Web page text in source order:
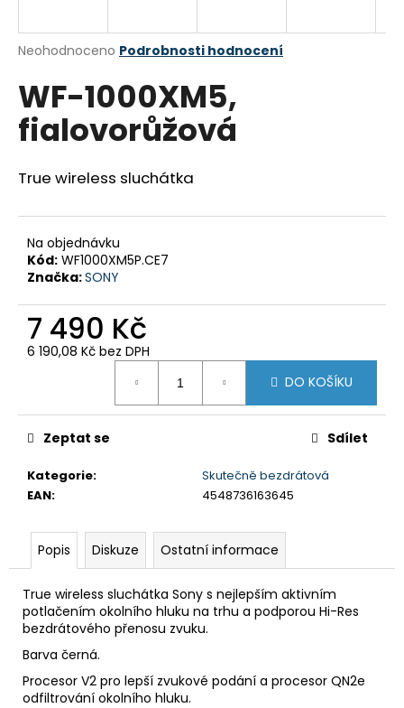
Průměrné
produktu
je
0,0
hvězdiček.
Neohodnoceno Podrobnosti hodnocení
WF-1000XM5,
fialovorůžová
True wireless sluchátka
Na objednávku
Kód: WF1000XM5P.CE7
Značka:SONY
7 490 Kč
6 190,08 Kč bez DPH
DO KOŠÍKU
Kategorie:
Skutečně bezdrátová
EAN: 4548736163645
Zeptat se Sdílet
Popis Diskuze Ostatní informace
True wireless sluchátka Sony s nejlepším aktivním
potlačením okolního hluku na trhu a podporou Hi-Res
bezdrátového přenosu zvuku.
Barva černá.
Procesor V2 pro lepší zvukové podání a procesor QN2e
odfiltrování okolního hluku.
j
t
?
D
o
p
o
u
e
m
e
BRAVIA
3
(K75XR35M2PB.CEI)
34
999
Kč